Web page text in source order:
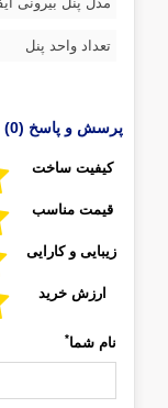
تعداد واحد پنل
پرسش و پاسخ (0)
کیفیت ساخت
قیمت مناسب
زیبایی و کارایی
ارزش خرید
نام شما*